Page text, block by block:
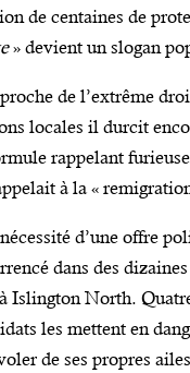
de centaines de
» devient un slogan
de l’extrême
locales il durcit
rappelant
à la «
d’une offre
dans des
Islington North.
les mettent en
de ses propres